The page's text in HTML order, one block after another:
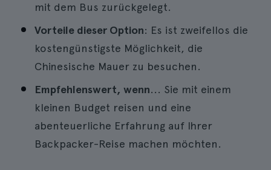
mit dem Bus zurückgelegt.
Vorteile dieser Option: Es ist zweifellos die
kostengünstigste Möglichkeit, die
Chinesische Mauer zu besuchen.
Empfehlenswert, wenn... Sie mit einem
kleinen Budget reisen und eine
abenteuerliche Erfahrung auf Ihrer
Backpacker-Reise machen möchten.